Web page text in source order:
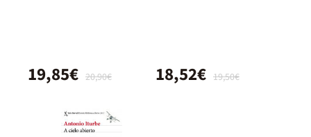
20,90€
19,85€ 19,50€
18,52€